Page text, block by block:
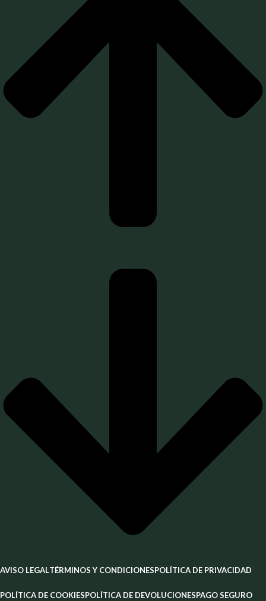
AVISO LEGALTÉRMINOS Y CONDICIONESPOLÍTICA DE PRIVACIDAD
POLÍTICA DE COOKIESPOLÍTICA DE DEVOLUCIONESPAGO SEGURO